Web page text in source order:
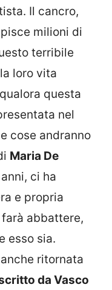
Il cancro,
milioni di
terribile
loro vita
questa
nel
cose andranno
Maria De
ci ha
e propria
abbattere,
esso sia.
ritornata
da Vasco